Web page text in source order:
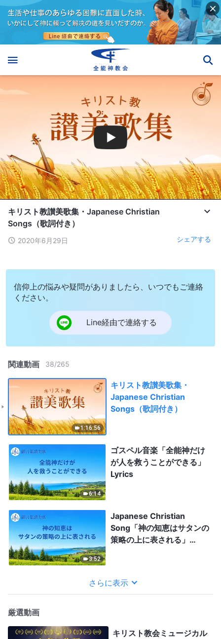
キリスト教讃美歌集・Japanese Christian
Songs（歌詞付き）
2020年6月29日 シェアする
信仰上の悩みや疑問がありましたら、いつでもご連絡
ください。
Line経由で連絡する
関連動画 38/265
1:16:56
キリスト教讃美歌集・
Japanese Christian
Songs（歌詞付き）
6:14
ゴスペル音楽「全能神だけ
が人を救うことができる」
Lyrics
3:52
Japanese Christian
Song「神の知恵はサタンの
策略の上に表される」
さらに表示
厳選動画
キリスト教会ミュージカル